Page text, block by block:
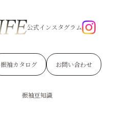
公式インスタグラム
振袖カタログ お問い合わせ
振袖豆知識